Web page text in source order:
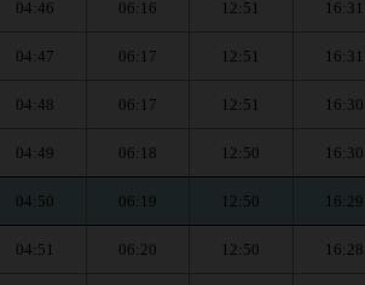
04:46 06:16 12:51 16:31
04:47 06:17 12:51 16:31
04:48 06:17 12:51 16:30
04:49 06:18 12:50 16:30
04:50 06:19 12:50 16:29
04:51 06:20 12:50 16:28